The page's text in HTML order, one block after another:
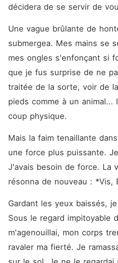
décidera de se servir de
Une vague brûlante de
submergea. Mes mains se
mes ongles s'enfonçant si
que je fus surprise de ne
traitée de la sorte, voir de
pieds comme à un animal...
coup physique.
Mais la faim tenaillante
une force plus puissante.
J'avais besoin de force. La
résonna de nouveau : *Vis,
Gardant les yeux baissés,
Sous le regard impitoyable
m'agenouillai, mon corps
ravaler ma fierté. Je